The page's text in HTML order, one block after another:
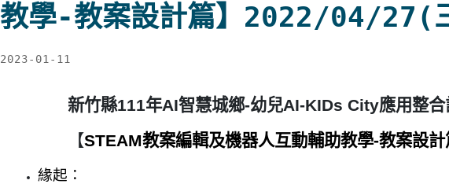
教學-教案設計篇】2022/04/27(
2023-01-11
新竹縣111年AI智慧城鄉-幼兒AI-KIDs City應用整
【STEAM教案編輯及機器人互動輔助教學-教案設計
緣起：